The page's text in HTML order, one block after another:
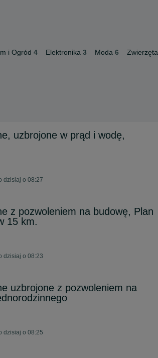
i Ogród 4 Elektronika 3 Moda 6 Zwierzęta
uzbrojone w prąd i wodę,
dzisiaj o 08:27
z pozwoleniem na budowę, Plan
15 km.
dzisiaj o 08:23
uzbrojone z pozwoleniem na
dzisiaj o 08:25